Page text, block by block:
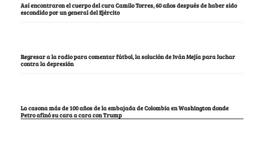
Así encontraron el cuerpo del cura Camilo Torres, 60 años después de haber sido
escondido por un general del Ejército
Regresar a la radio para comentar fútbol, la solución de Iván Mejía para luchar
contra la depresión
La casona más de 100 años de la embajada de Colombia en Washington donde
Petro afinó su cara a cara con Trump